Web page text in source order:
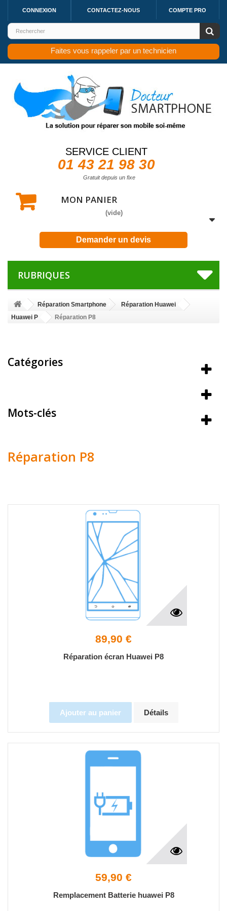
CONNEXION CONTACTEZ-NOUS COMPTE PRO
Faites vous rappeler par un technicien
SERVICE CLIENT
01 43 21 98 30
Gratuit depuis un fixe
MON PANIER
(vide)
Demander un devis
RUBRIQUES
Réparation Smartphone
Réparation Huawei
Huawei P
Réparation P8
Catégories
Mots-clés
Réparation P8
89,90 €
Réparation écran Huawei P8
Ajouter au panier Détails
59,90 €
Remplacement Batterie huawei P8